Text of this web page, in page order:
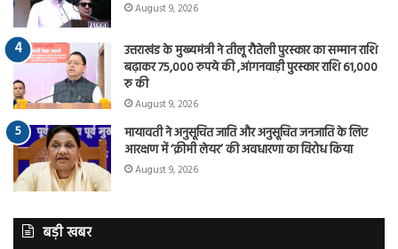
August 9, 2026
उत्तराखंड के मुख्यमंत्री ने तीलू रौतेली पुरस्कार का सम्मान राशि
बढ़ाकर 75,000 रुपये की ,आंगनवाड़ी पुरस्कार राशि 61,000
रु की
August 9, 2026
मायावती ने अनुसूचित जाति और अनुसूचित जनजाति के लिए
आरक्षण में ‘क्रीमी लेयर’ की अवधारणा का विरोध किया
August 9, 2026
बड़ी खबर